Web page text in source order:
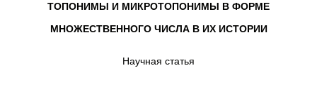
ТОПОНИМЫ И МИКРОТОПОНИМЫ В ФОРМЕ
МНОЖЕСТВЕННОГО ЧИСЛА В ИХ ИСТОРИИ
Научная статья